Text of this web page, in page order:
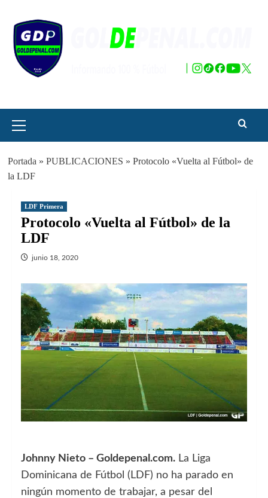
contenido
principal
Portada » PUBLICACIONES » Protocolo «Vuelta al Fútbol» de
la LDF
LDF Primera
Protocolo «Vuelta al Fútbol» de la
LDF
junio 18, 2020
Johnny Nieto – Goldepenal.com. La Liga
Dominicana de Fútbol (LDF) no ha parado en
ningún momento de trabajar, a pesar del